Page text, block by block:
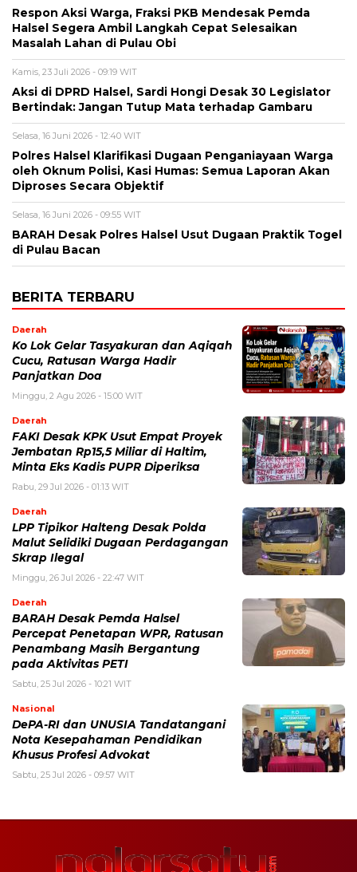
Respon Aksi Warga, Fraksi PKB Mendesak Pemda
Halsel Segera Ambil Langkah Cepat Selesaikan
Masalah Lahan di Pulau Obi
Kamis, 23 Juli 2026 - 09:19 WIT
Aksi di DPRD Halsel, Sardi Hongi Desak 30 Legislator
Bertindak: Jangan Tutup Mata terhadap Gambaru
Selasa, 16 Juni 2026 - 12:40 WIT
Polres Halsel Klarifikasi Dugaan Penganiayaan Warga
oleh Oknum Polisi, Kasi Humas: Semua Laporan Akan
Diproses Secara Objektif
Selasa, 16 Juni 2026 - 09:55 WIT
BARAH Desak Polres Halsel Usut Dugaan Praktik Togel
di Pulau Bacan
BERITA TERBARU
Daerah
Ko Lok Gelar Tasyakuran dan Aqiqah
Cucu, Ratusan Warga Hadir
Panjatkan Doa
Minggu, 2 Agu 2026 - 15:00 WIT
Daerah
FAKI Desak KPK Usut Empat Proyek
Jembatan Rp15,5 Miliar di Haltim,
Minta Eks Kadis PUPR Diperiksa
Rabu, 29 Jul 2026 - 01:13 WIT
Daerah
LPP Tipikor Halteng Desak Polda
Malut Selidiki Dugaan Perdagangan
Skrap Ilegal
Minggu, 26 Jul 2026 - 22:47 WIT
Daerah
BARAH Desak Pemda Halsel
Percepat Penetapan WPR, Ratusan
Penambang Masih Bergantung
pada Aktivitas PETI
Sabtu, 25 Jul 2026 - 10:21 WIT
Nasional
DePA-RI dan UNUSIA Tandatangani
Nota Kesepahaman Pendidikan
Khusus Profesi Advokat
Sabtu, 25 Jul 2026 - 09:57 WIT